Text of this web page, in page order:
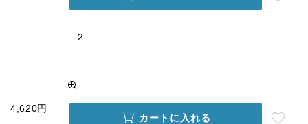
2
4,620円
カートに入れる